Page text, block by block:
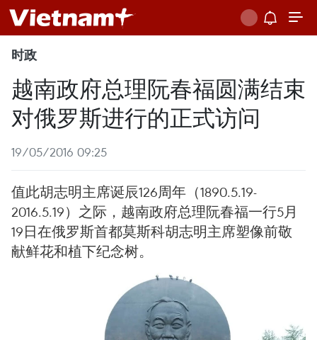
时政
越南政府总理阮春福圆满结束
对俄罗斯进行的正式访问
19/05/2016 09:25
值此胡志明主席诞辰126周年（1890.5.19-
2016.5.19）之际，越南政府总理阮春福一行5月
19日在俄罗斯首都莫斯科胡志明主席塑像前敬
献鲜花和植下纪念树。